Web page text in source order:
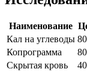
Наименование
Кал на углеводы
Копрограмма
Скрытая кровь